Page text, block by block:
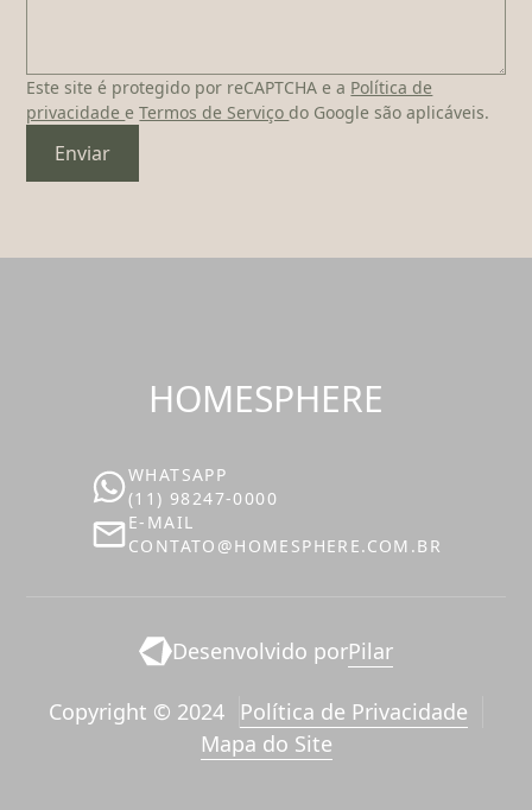
Este site é protegido por reCAPTCHA e a Política de
privacidade eTermos de Serviço do Google são aplicáveis.
Enviar
HOMESPHERE
WHATSAPP
(11) 98247-0000
E-MAIL
‪‬CONTATO@HOMESPHERE.COM.BR
Desenvolvido porPilar
Copyright © 2024
Política de Privacidade
Mapa do Site